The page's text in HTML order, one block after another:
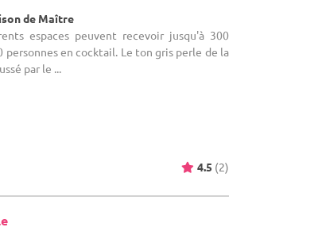
de Maître
espaces peuvent recevoir jusqu'à 300
personnes en cocktail. Le ton gris perle de la
par le ...
4.5 (2)